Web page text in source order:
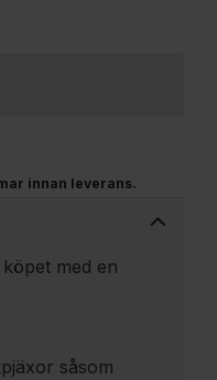
innan leverans.
med en
såsom